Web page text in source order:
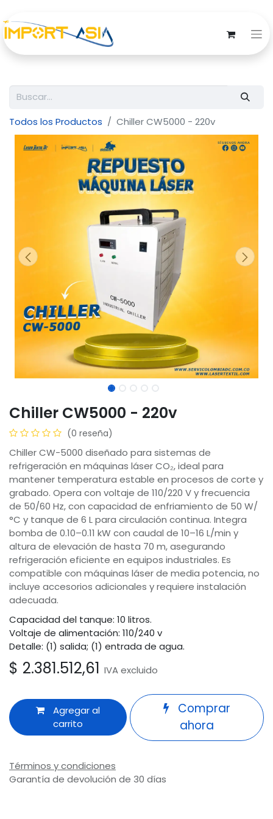
Todos los Productos Chiller CW5000 - 220v
Chiller CW5000 - 220v
(0 reseña)
Chiller CW-5000 diseñado para sistemas de
refrigeración en máquinas láser CO₂, ideal para
mantener temperatura estable en procesos de corte y
grabado. Opera con voltaje de 110/220 V y frecuencia
de 50/60 Hz, con capacidad de enfriamiento de 50 W/
°C y tanque de 6 L para circulación continua. Integra
bomba de 0.10–0.11 kW con caudal de 10–16 L/min y
altura de elevación de hasta 70 m, asegurando
refrigeración eficiente en equipos industriales. Es
compatible con máquinas láser de media potencia, no
incluye accesorios adicionales y requiere instalación
adecuada.
Capacidad del tanque: 10 litros.
Voltaje de alimentación: 110/240 v
Detalle: (1) salida; (1) entrada de agua.
$ 2.381.512,61 IVA excluido
Agregar al
carrito
Comprar
ahora
Términos y condiciones
Garantía de devolución de 30 días